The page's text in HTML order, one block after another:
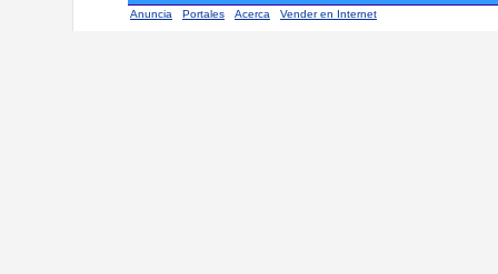
Anuncia Portales Acerca Vender en Internet